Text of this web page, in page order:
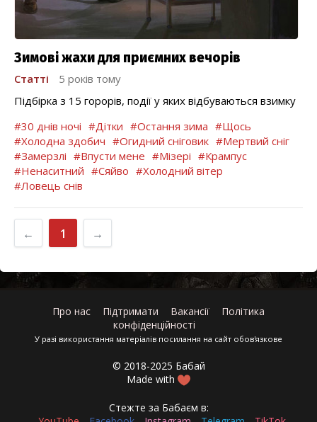
Зимові жахи для приємних вечорів
Статті
5 років тому
Підбірка з 15 горорів, події у яких відбуваються взимку
#30 днів ночі #Дітки #Остання зима #Щось
#Холодна здобич #Огидний сніговик #Мертвий сніг
#Замерзлі #Впусти мене #Мізері #Крампус
#Ненаситний #Сяйво #Холодний вітер
#Ловець снів
← 1 →
Про нас Підтримати Вакансії
Політика
конфіденційності
У разі використання матеріалів посилання на сайт обов'язкове
© 2018-2025 Бабай
Made with
Стежте за Бабаєм в: